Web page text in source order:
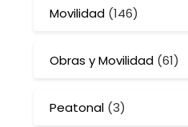
Movilidad (146)
Obras y Movilidad (61)
Peatonal (3)